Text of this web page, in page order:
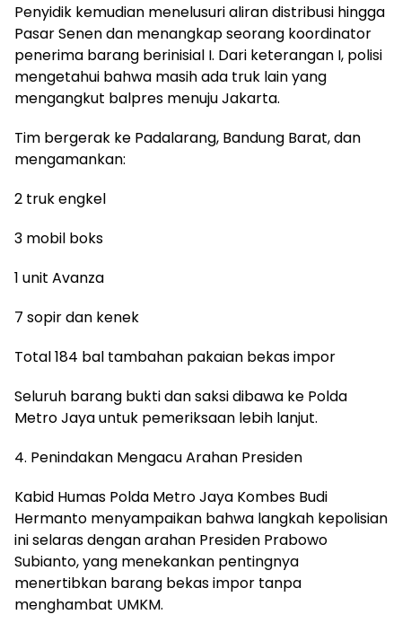
Penyidik kemudian menelusuri aliran distribusi hingga
Pasar Senen dan menangkap seorang koordinator
penerima barang berinisial I. Dari keterangan I, polisi
mengetahui bahwa masih ada truk lain yang
mengangkut balpres menuju Jakarta.
Tim bergerak ke Padalarang, Bandung Barat, dan
mengamankan:
2 truk engkel
3 mobil boks
1 unit Avanza
7 sopir dan kenek
Total 184 bal tambahan pakaian bekas impor
Seluruh barang bukti dan saksi dibawa ke Polda
Metro Jaya untuk pemeriksaan lebih lanjut.
4. Penindakan Mengacu Arahan Presiden
Kabid Humas Polda Metro Jaya Kombes Budi
Hermanto menyampaikan bahwa langkah kepolisian
ini selaras dengan arahan Presiden Prabowo
Subianto, yang menekankan pentingnya
menertibkan barang bekas impor tanpa
menghambat UMKM.